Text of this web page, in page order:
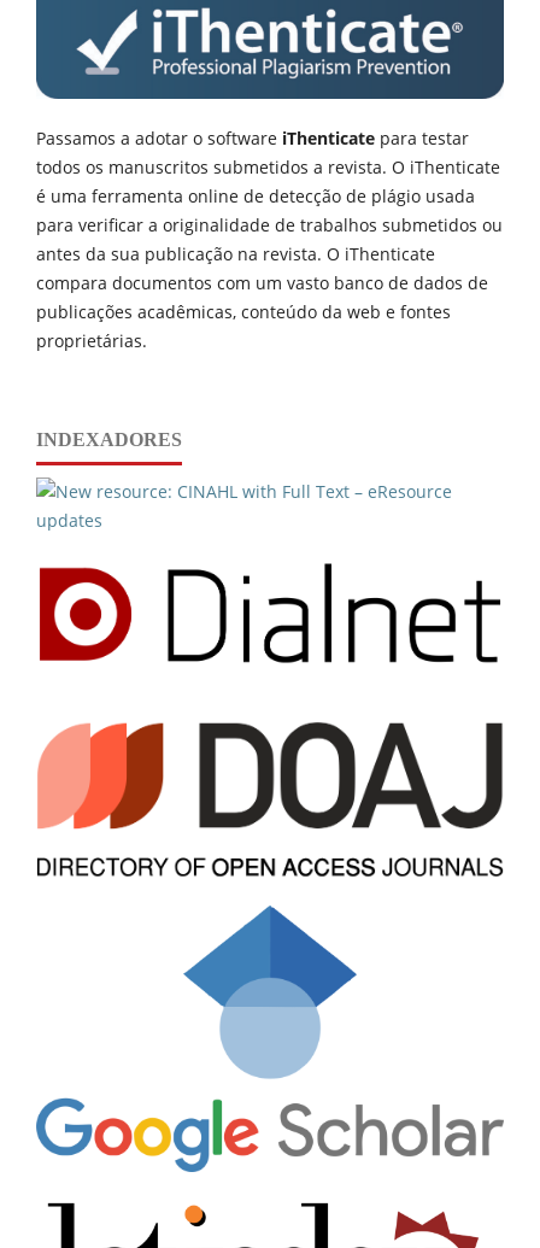
Passamos a adotar o software iThenticate para testar
todos os manuscritos submetidos a revista. O iThenticate
é uma ferramenta online de detecção de plágio usada
para verificar a originalidade de trabalhos submetidos ou
antes da sua publicação na revista. O iThenticate
compara documentos com um vasto banco de dados de
publicações acadêmicas, conteúdo da web e fontes
proprietárias.
INDEXADORES